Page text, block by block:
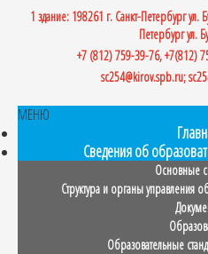
1 здание: 198261 г. Санкт-Петербург ул.
Петербург ул.
+7 (812) 759-39-76, +7(812)
sc254@kirov.spb.ru;
МЕНЮ
Сведения об
Основные
Структура и органы управления
Образовательные